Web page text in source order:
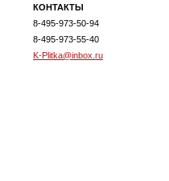
КОНТАКТЫ
8-495-973-50-94
8-495-973-55-40
K-Plitka@inbox.ru